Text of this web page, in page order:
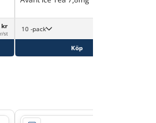
kr
st
10 -pack
Köp